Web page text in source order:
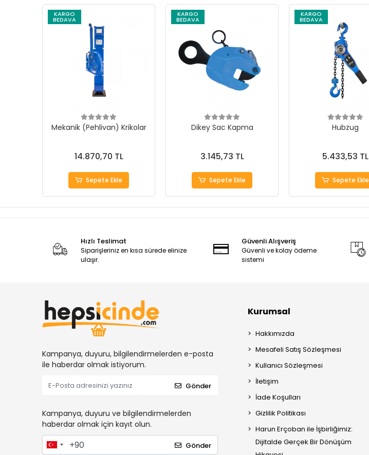
KARGO
BEDAVA
Mekanik (Pehlivan) Krikolar
14.870,70 TL
Sepete Ekle
KARGO
BEDAVA
Dikey Sac Kapma
3.145,73 TL
Sepete Ekle
KARGO
BEDAVA
Hubzug
5.433,53 TL
Sepete Ekle
Hızlı Teslimat
Siparişleriniz en kısa sürede elinize
ulaşır.
Güvenli Alışveriş
Güvenli ve kolay ödeme
sistemi
Kampanya, duyuru, bilgilendirmelerden e-posta
ile haberdar olmak istiyorum.
Gönder
Kampanya, duyuru ve bilgilendirmelerden
haberdar olmak için kayıt olun.
Gönder
Kurumsal
Hakkımızda
Mesafeli Satış Sözleşmesi
Kullanıcı Sözleşmesi
İletişim
İade Koşulları
Gizlilik Politikası
Harun Erçoban ile İşbirliğimiz:
Dijitalde Gerçek Bir Dönüşüm